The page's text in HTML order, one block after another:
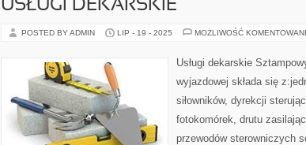
USŁUGI DEKARSKIE
POSTED BY ADMIN LIP - 19 - 2025 MOŻLIWOŚĆ
Usługi dekarskie
wyjazdowej składa się
siłowników, dyrekcji
fotokomórek, drutu
przewodów sterowniczych